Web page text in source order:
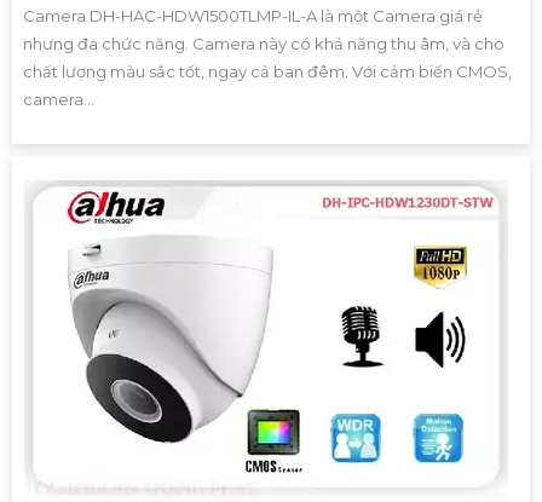
Camera DH-HAC-HDW1500TLMP-IL-A là một Camera giá rẻ
nhưng đa chức năng. Camera này có khả năng thu âm, và cho
chất lượng màu sắc tốt, ngay cả ban đêm. Với cảm biến CMOS,
camera...